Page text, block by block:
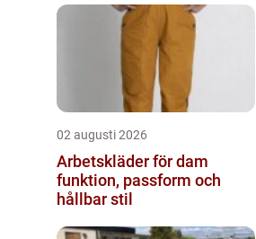
02 augusti 2026
Arbetskläder för dam
funktion, passform och
hållbar stil